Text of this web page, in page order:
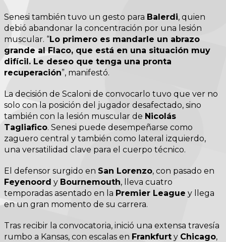
Senesi también tuvo un gesto para Balerdi, quien
debió abandonar la concentración por una lesión
muscular. “Lo primero es mandarle un abrazo
grande al Flaco, que está en una situación muy
difícil. Le deseo que tenga una pronta
recuperación”, manifestó.
La decisión de Scaloni de convocarlo tuvo que ver no
solo con la posición del jugador desafectado, sino
también con la lesión muscular de Nicolás
Tagliafico. Senesi puede desempeñarse como
zaguero central y también como lateral izquierdo,
una versatilidad clave para el cuerpo técnico.
El defensor surgido en San Lorenzo, con pasado en
Feyenoord y Bournemouth, lleva cuatro
temporadas asentado en la Premier League y llega
en un gran momento de su carrera.
Tras recibir la convocatoria, inició una extensa travesía
rumbo a Kansas, con escalas en Frankfurt y Chicago,